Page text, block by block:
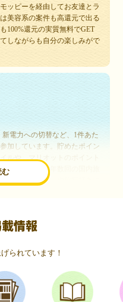
ッピーを経由してお友達とラ
美容系の案件も高還元で出る
100%還元の実質無料でGET
しながらも自分の楽しみがで
む
電力への切替など、1件あた
加しています。貯めたポイン
、ほぼ無料で年数回の国内旅
ーは陸マイラーや旅行好きに
ングが、モッピーでお得
た。空いた時間にスマホで買
ーを経由するだけでショップ
で貯まることを知り、ビック
情報
られています！